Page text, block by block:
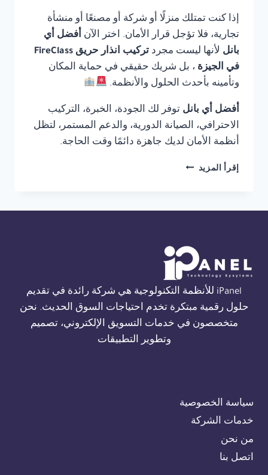
إذا كنت تمتلك منزلًا أو شركة أو مصنعًا أو منشأة
تجارية، فلا تؤجل قرار الأمان. اختر الآن أفضل أي
بانل لأنها ليست مجرد
تركيب انذار حريق FireClass
في الجيزة ، بل شريك حقيقي في حماية المكان
وتأمينه بأحدث الحلول والأنظمة.
أفضل أي بانل توفر لك الجودة، الخبرة، التركيب
الاحترافي، الصيانة الدورية، والدعم المستمر، لتظل
أنظمة الأمان لديك جاهزة دائمًا وقت الحاجة.
إقرأ المزيد تركيب
01554305486
iPanel للأنظمة التكنولوجية هي شركة رائدة في تقديم
حلول رقمية مبتكرة تخدم احتياجات السوق الحديث. نحن
متخصصون في خدمات التسويق الإلكتروني، تصميم
وتطوير التطبيقات
سياسة الخصوصية
خدمات الشركة
من نحن
اتصل بنا